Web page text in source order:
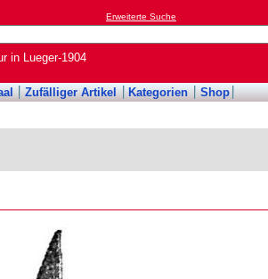
Erweiterte Suche
in Lueger-1904
Zufälliger Artikel Kategorien Shop